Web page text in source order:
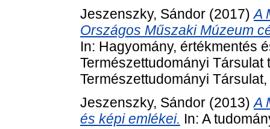
Jeszenszky, Sándor (2017)A
Országos Műszaki Múzeum
In: Hagyomány, értékmentés
Természettudományi
Természettudományi
Jeszenszky, Sándor (2013)A
és képi emlékei. In: A